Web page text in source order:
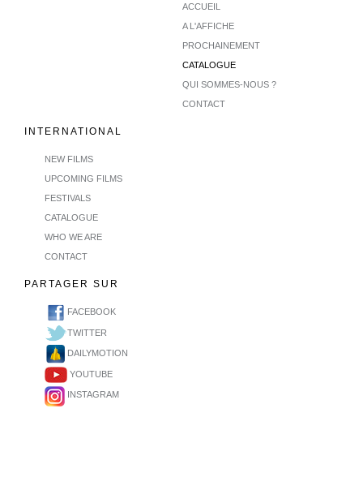
ACCUEIL
A L'AFFICHE
PROCHAINEMENT
CATALOGUE
QUI SOMMES-NOUS ?
CONTACT
INTERNATIONAL
NEW FILMS
UPCOMING FILMS
FESTIVALS
CATALOGUE
WHO WE ARE
CONTACT
PARTAGER SUR
FACEBOOK
TWITTER
DAILYMOTION
YOUTUBE
INSTAGRAM